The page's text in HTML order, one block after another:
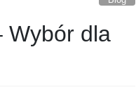
Wybór dla